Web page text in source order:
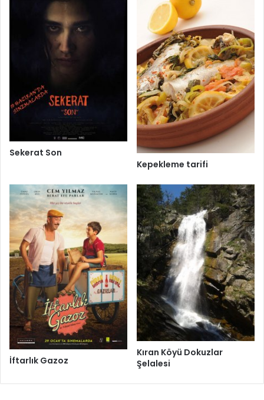
Sekerat Son
Kepekleme tarifi
İftarlık Gazoz
Kıran Köyü Dokuzlar
Şelalesi